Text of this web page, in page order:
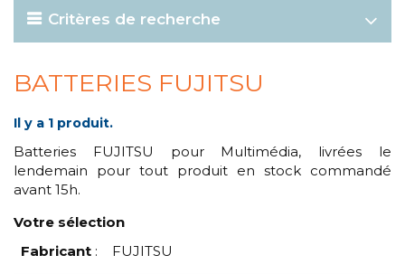
Critères de recherche
BATTERIES FUJITSU
Il y a 1 produit.
Batteries FUJITSU pour Multimédia, livrées le
lendemain pour tout produit en stock commandé
avant 15h.
Votre sélection
Fabricant : FUJITSU